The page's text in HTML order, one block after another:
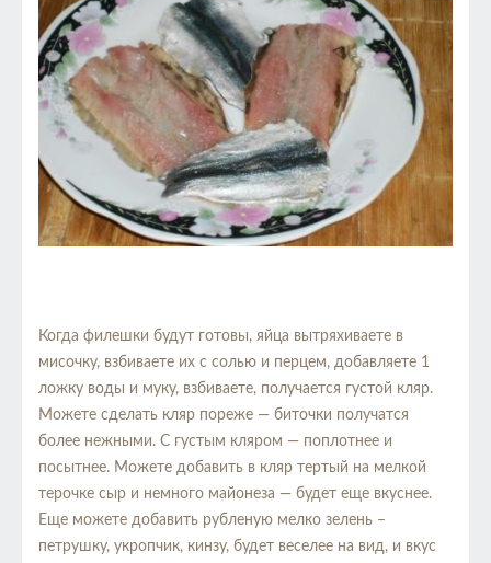
Когда филешки будут готовы, яйца вытряхиваете в
мисочку, взбиваете их с солью и перцем, добавляете 1
ложку воды и муку, взбиваете, получается густой кляр.
Можете сделать кляр пореже — биточки получатся
более нежными. С густым кляром — поплотнее и
посытнее. Можете добавить в кляр тертый на мелкой
терочке сыр и немного майонеза — будет еще вкуснее.
Еще можете добавить рубленую мелко зелень –
петрушку, укропчик, кинзу, будет веселее на вид, и вкус